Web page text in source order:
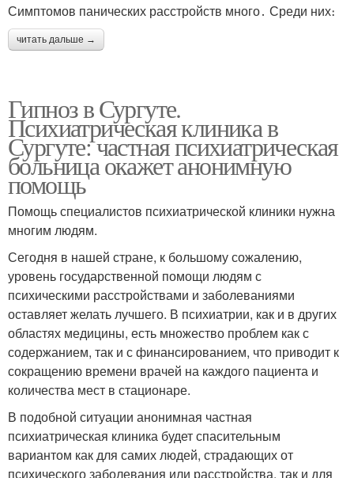
Симптомов панических расстройств много․ Среди них։
читать дальше →
Гипноз в Сургуте.
Психиатрическая клиника в
Сургуте: частная психиатрическая
больница окажет анонимную
помощь
Помощь специалистов психиатрической клиники нужна
многим людям.
Сегодня в нашей стране, к большому сожалению,
уровень государственной помощи людям с
психическими расстройствами и заболеваниями
оставляет желать лучшего. В психиатрии, как и в других
областях медицины, есть множество проблем как с
содержанием, так и с финансированием, что приводит к
сокращению времени врачей на каждого пациента и
количества мест в стационаре.
В подобной ситуации анонимная частная
психиатрическая клиника будет спасительным
вариантом как для самих людей, страдающих от
психического заболевания или расстройства, так и для